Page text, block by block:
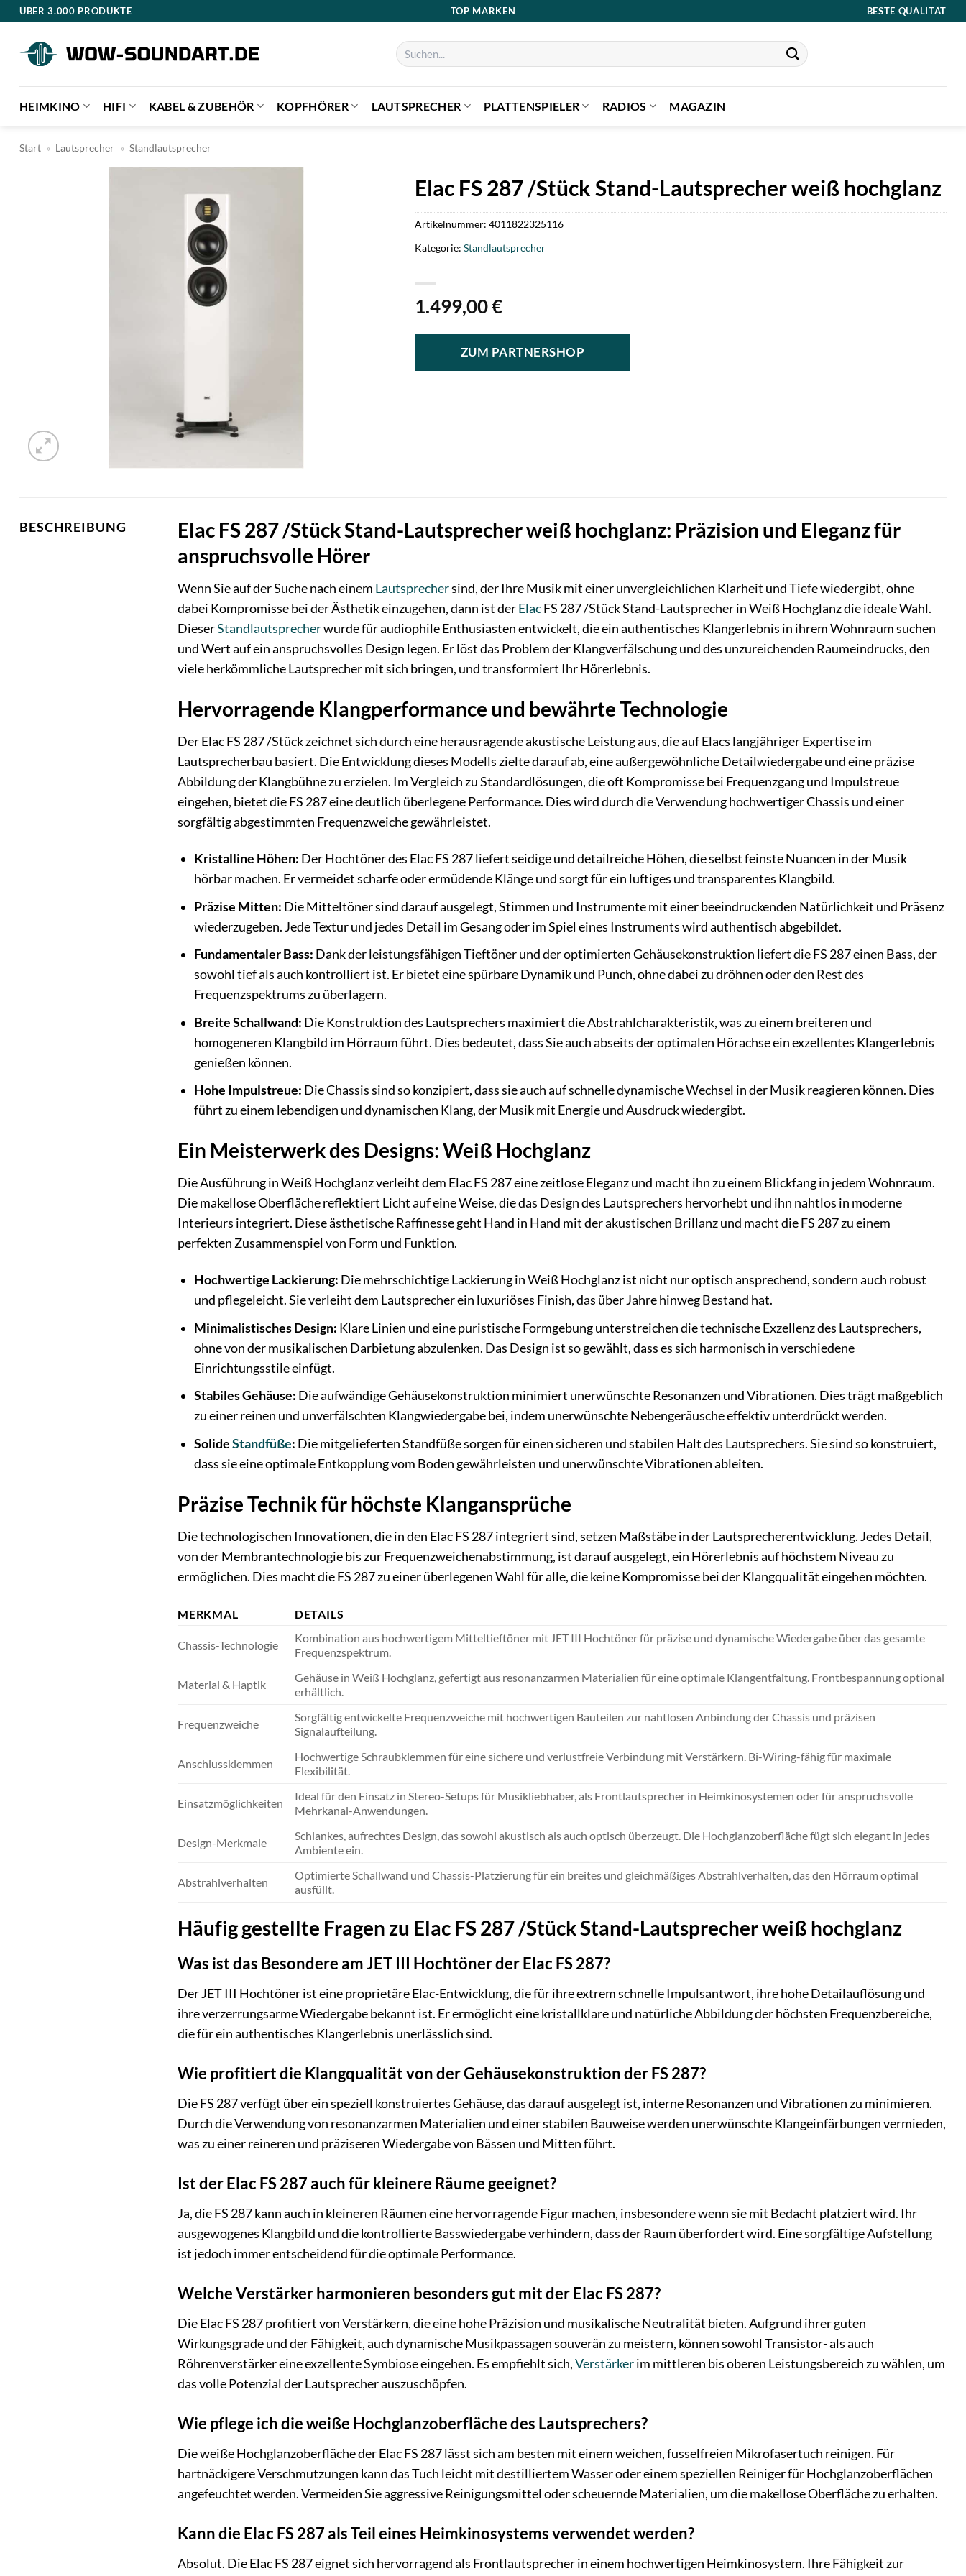
Zum
springen
ÜBER 3.000 PRODUKTE TOP MARKEN BESTE QUALITÄT
Suchen
nach:
HEIMKINO HIFI KABEL & ZUBEHÖR KOPFHÖRER LAUTSPRECHER PLATTENSPIELER RADIOS MAGAZIN
Start » Lautsprecher » Standlautsprecher
Elac FS 287 /Stück Stand-Lautsprecher weiß hochglanz
1.499,00€
ZUM PARTNERSHOP
Artikelnummer: 4011822325116
Kategorie: Standlautsprecher
BESCHREIBUNG
Elac FS 287 /Stück Stand-Lautsprecher weiß hochglanz: Präzision und Eleganz für
anspruchsvolle Hörer
Wenn Sie auf der Suche nach einem Lautsprechersind, der Ihre Musik mit einer unvergleichlichen Klarheit und Tiefe wiedergibt, ohne
dabei Kompromisse bei der Ästhetik einzugehen, dann ist derElacFS 287 /Stück Stand-Lautsprecher in Weiß Hochglanz die ideale Wahl.
DieserStandlautsprecherwurde für audiophile Enthusiasten entwickelt, die ein authentisches Klangerlebnis in ihrem Wohnraum suchen
und Wert auf ein anspruchsvolles Design legen. Er löst das Problem der Klangverfälschung und des unzureichenden Raumeindrucks, den
viele herkömmliche Lautsprecher mit sich bringen, und transformiert Ihr Hörerlebnis.
Hervorragende Klangperformance und bewährte Technologie
Der Elac FS 287 /Stück zeichnet sich durch eine herausragende akustische Leistung aus, die auf Elacs langjähriger Expertise im
Lautsprecherbau basiert. Die Entwicklung dieses Modells zielte darauf ab, eine außergewöhnliche Detailwiedergabe und eine präzise
Abbildung der Klangbühne zu erzielen. Im Vergleich zu Standardlösungen, die oft Kompromisse bei Frequenzgang und Impulstreue
eingehen, bietet die FS 287 eine deutlich überlegene Performance. Dies wird durch die Verwendung hochwertiger Chassis und einer
sorgfältig abgestimmten Frequenzweiche gewährleistet.
Kristalline Höhen: Der Hochtöner des Elac FS 287 liefert seidige und detailreiche Höhen, die selbst feinste Nuancen in der Musik
hörbar machen. Er vermeidet scharfe oder ermüdende Klänge und sorgt für ein luftiges und transparentes Klangbild.
Präzise Mitten: Die Mitteltöner sind darauf ausgelegt, Stimmen und Instrumente mit einer beeindruckenden Natürlichkeit und Präsenz
wiederzugeben. Jede Textur und jedes Detail im Gesang oder im Spiel eines Instruments wird authentisch abgebildet.
Fundamentaler Bass: Dank der leistungsfähigen Tieftöner und der optimierten Gehäusekonstruktion liefert die FS 287 einen Bass, der
sowohl tief als auch kontrolliert ist. Er bietet eine spürbare Dynamik und Punch, ohne dabei zu dröhnen oder den Rest des
Frequenzspektrums zu überlagern.
Breite Schallwand: Die Konstruktion des Lautsprechers maximiert die Abstrahlcharakteristik, was zu einem breiteren und
homogeneren Klangbild im Hörraum führt. Dies bedeutet, dass Sie auch abseits der optimalen Hörachse ein exzellentes Klangerlebnis
genießen können.
Hohe Impulstreue: Die Chassis sind so konzipiert, dass sie auch auf schnelle dynamische Wechsel in der Musik reagieren können. Dies
führt zu einem lebendigen und dynamischen Klang, der Musik mit Energie und Ausdruck wiedergibt.
Ein Meisterwerk des Designs: Weiß Hochglanz
Die Ausführung in Weiß Hochglanz verleiht dem Elac FS 287 eine zeitlose Eleganz und macht ihn zu einem Blickfang in jedem Wohnraum.
Die makellose Oberfläche reflektiert Licht auf eine Weise, die das Design des Lautsprechers hervorhebt und ihn nahtlos in moderne
Interieurs integriert. Diese ästhetische Raffinesse geht Hand in Hand mit der akustischen Brillanz und macht die FS 287 zu einem
perfekten Zusammenspiel von Form und Funktion.
Hochwertige Lackierung: Die mehrschichtige Lackierung in Weiß Hochglanz ist nicht nur optisch ansprechend, sondern auch robust
und pflegeleicht. Sie verleiht dem Lautsprecher ein luxuriöses Finish, das über Jahre hinweg Bestand hat.
Minimalistisches Design: Klare Linien und eine puristische Formgebung unterstreichen die technische Exzellenz des Lautsprechers,
ohne von der musikalischen Darbietung abzulenken. Das Design ist so gewählt, dass es sich harmonisch in verschiedene
Einrichtungsstile einfügt.
Stabiles Gehäuse: Die aufwändige Gehäusekonstruktion minimiert unerwünschte Resonanzen und Vibrationen. Dies trägt maßgeblich
zu einer reinen und unverfälschten Klangwiedergabe bei, indem unerwünschte Nebengeräusche effektiv unterdrückt werden.
SolideStandfüße: Die mitgelieferten Standfüße sorgen für einen sicheren und stabilen Halt des Lautsprechers. Sie sind so konstruiert,
dass sie eine optimale Entkopplung vom Boden gewährleisten und unerwünschte Vibrationen ableiten.
Präzise Technik für höchste Klangansprüche
Die technologischen Innovationen, die in den Elac FS 287 integriert sind, setzen Maßstäbe in der Lautsprecherentwicklung. Jedes Detail,
von der Membrantechnologie bis zur Frequenzweichenabstimmung, ist darauf ausgelegt, ein Hörerlebnis auf höchstem Niveau zu
ermöglichen. Dies macht die FS 287 zu einer überlegenen Wahl für alle, die keine Kompromisse bei der Klangqualität eingehen möchten.
MERKMAL DETAILS
Chassis-Technologie
Kombination aus hochwertigem Mitteltieftöner mit JET III Hochtöner für präzise und dynamische Wiedergabe über das gesamte
Frequenzspektrum.
Material & Haptik
Gehäuse in Weiß Hochglanz, gefertigt aus resonanzarmen Materialien für eine optimale Klangentfaltung. Frontbespannung optional
erhältlich.
Frequenzweiche
Sorgfältig entwickelte Frequenzweiche mit hochwertigen Bauteilen zur nahtlosen Anbindung der Chassis und präzisen
Signalaufteilung.
Anschlussklemmen
Hochwertige Schraubklemmen für eine sichere und verlustfreie Verbindung mit Verstärkern. Bi-Wiring-fähig für maximale
Flexibilität.
Einsatzmöglichkeiten
Ideal für den Einsatz in Stereo-Setups für Musikliebhaber, als Frontlautsprecher in Heimkinosystemen oder für anspruchsvolle
Mehrkanal-Anwendungen.
Design-Merkmale
Schlankes, aufrechtes Design, das sowohl akustisch als auch optisch überzeugt. Die Hochglanzoberfläche fügt sich elegant in jedes
Ambiente ein.
Abstrahlverhalten
Optimierte Schallwand und Chassis-Platzierung für ein breites und gleichmäßiges Abstrahlverhalten, das den Hörraum optimal
ausfüllt.
Häufig gestellte Fragen zu Elac FS 287 /Stück Stand-Lautsprecher weiß hochglanz
Was ist das Besondere am JET III Hochtöner der Elac FS 287?
Der JET III Hochtöner ist eine proprietäre Elac-Entwicklung, die für ihre extrem schnelle Impulsantwort, ihre hohe Detailauflösung und
ihre verzerrungsarme Wiedergabe bekannt ist. Er ermöglicht eine kristallklare und natürliche Abbildung der höchsten Frequenzbereiche,
die für ein authentisches Klangerlebnis unerlässlich sind.
Wie profitiert die Klangqualität von der Gehäusekonstruktion der FS 287?
Die FS 287 verfügt über ein speziell konstruiertes Gehäuse, das darauf ausgelegt ist, interne Resonanzen und Vibrationen zu minimieren.
Durch die Verwendung von resonanzarmen Materialien und einer stabilen Bauweise werden unerwünschte Klangeinfärbungen vermieden,
was zu einer reineren und präziseren Wiedergabe von Bässen und Mitten führt.
Ist der Elac FS 287 auch für kleinere Räume geeignet?
Ja, die FS 287 kann auch in kleineren Räumen eine hervorragende Figur machen, insbesondere wenn sie mit Bedacht platziert wird. Ihr
ausgewogenes Klangbild und die kontrollierte Basswiedergabe verhindern, dass der Raum überfordert wird. Eine sorgfältige Aufstellung
ist jedoch immer entscheidend für die optimale Performance.
Welche Verstärker harmonieren besonders gut mit der Elac FS 287?
Die Elac FS 287 profitiert von Verstärkern, die eine hohe Präzision und musikalische Neutralität bieten. Aufgrund ihrer guten
Wirkungsgrade und der Fähigkeit, auch dynamische Musikpassagen souverän zu meistern, können sowohl Transistor- als auch
Röhrenverstärker eine exzellente Symbiose eingehen. Es empfiehlt sich,Verstärkerim mittleren bis oberen Leistungsbereich zu wählen, um
das volle Potenzial der Lautsprecher auszuschöpfen.
Wie pflege ich die weiße Hochglanzoberfläche des Lautsprechers?
Die weiße Hochglanzoberfläche der Elac FS 287 lässt sich am besten mit einem weichen, fusselfreien Mikrofasertuch reinigen. Für
hartnäckigere Verschmutzungen kann das Tuch leicht mit destilliertem Wasser oder einem speziellen Reiniger für Hochglanzoberflächen
angefeuchtet werden. Vermeiden Sie aggressive Reinigungsmittel oder scheuernde Materialien, um die makellose Oberfläche zu erhalten.
Kann die Elac FS 287 als Teil eines Heimkinosystems verwendet werden?
Absolut. Die Elac FS 287 eignet sich hervorragend als Frontlautsprecher in einem hochwertigen Heimkinosystem. Ihre Fähigkeit zur